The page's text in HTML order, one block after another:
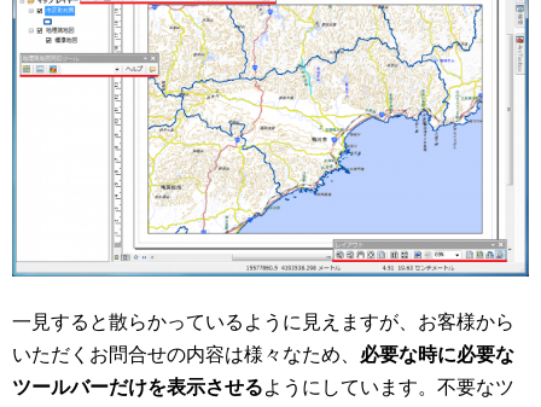
一見すると散らかっているように見えますが、お客様から
いただくお問合せの内容は様々なため、 必要な時に必要な
ツールバーだけを表示させるようにしています。不要なツ